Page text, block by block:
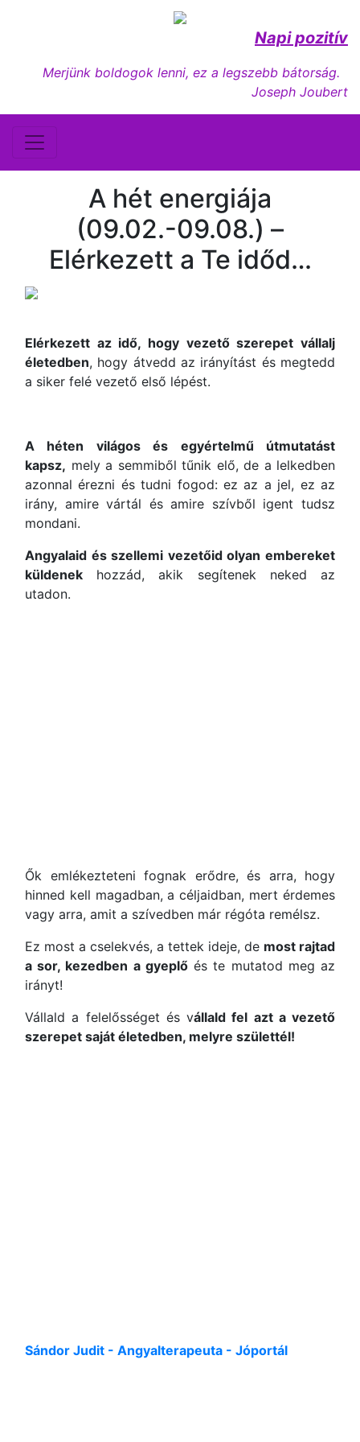
Napi pozitív
Merjünk boldogok lenni, ez a legszebb bátorság.
Joseph Joubert
A hét energiája
(09.02.-09.08.) –
Elérkezett a Te időd…
Elérkezett az idő, hogy vezető szerepet vállalj
életedben, hogy átvedd az irányítást és megtedd
a siker felé vezető első lépést.
A héten világos és egyértelmű útmutatást
kapsz, mely a semmiből tűnik elő, de a lelkedben
azonnal érezni és tudni fogod: ez az a jel, ez az
irány, amire vártál és amire szívből igent tudsz
mondani.
Angyalaid és szellemi vezetőid olyan embereket
küldenek hozzád, akik segítenek neked az
utadon.
Ők emlékezteteni fognak erődre, és arra, hogy
hinned kell magadban, a céljaidban, mert érdemes
vagy arra, amit a szívedben már régóta remélsz.
Ez most a cselekvés, a tettek ideje, de most rajtad
a sor, kezedben a gyeplőés te mutatod meg az
irányt!
Vállald a felelősséget és vállald fel azt a vezető
szerepet saját életedben, melyre születtél!
Sándor Judit - Angyalterapeuta - Jóportál